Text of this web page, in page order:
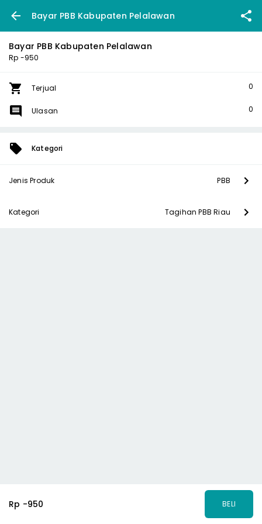
Bayar PBB Kabupaten Pelalawan
Bayar PBB Kabupaten Pelalawan
Rp -950
Terjual 0
Ulasan 0
Kategori
Jenis Produk PBB
Kategori Tagihan PBB Riau
Rp -950 BELI